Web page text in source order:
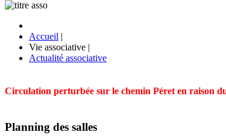
Accueil |
Vie associative |
Actualité associative
Circulation perturbée sur le chemin Péret en raison
Planning des salles